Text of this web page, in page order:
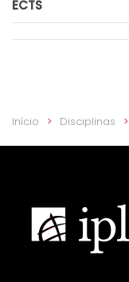
ECTS
Início Disciplinas